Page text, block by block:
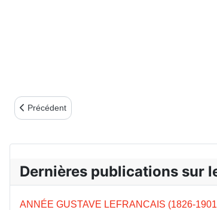
Article précédent : Bulletin n°26 - 4ème trim. 2005
Précédent
Dernières publications sur
ANNÉE GUSTAVE LEFRANCAIS (1826-